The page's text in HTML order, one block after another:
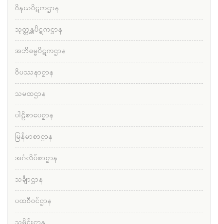
ဝိနယပိဋကဌာန
သုတ္တန္တပိဋကဌာန
အဘိဓမ္မပိဋကဌာန
ဝိပဿနာဌာန
သမထဌာန
ပါဠိစာပေဌာန
မြန်မာစာဌာန
အင်္ဂလိပ်စာဌာန
သင်္ချာဌာန
ပထဝီဝင်ဌာန